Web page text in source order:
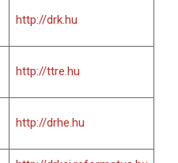
http://drk.hu
http://ttre.hu
http://drhe.hu